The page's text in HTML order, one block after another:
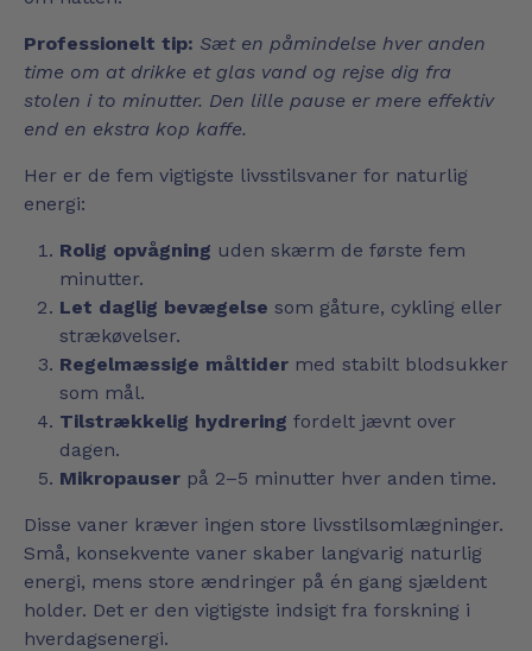
Professionelt tip: Sæt en påmindelse hver anden
time om at drikke et glas vand og rejse dig fra
stolen i to minutter. Den lille pause er mere effektiv
end en ekstra kop kaffe.
Her er de fem vigtigste livsstilsvaner for naturlig
energi:
Rolig opvågning uden skærm de første fem
minutter.
Let daglig bevægelse som gåture, cykling eller
strækøvelser.
Regelmæssige måltider med stabilt blodsukker
som mål.
Tilstrækkelig hydrering fordelt jævnt over
dagen.
Mikropauser på 2–5 minutter hver anden time.
Disse vaner kræver ingen store livsstilsomlægninger.
Små, konsekvente vaner skaber langvarig naturlig
energi, mens store ændringer på én gang sjældent
holder. Det er den vigtigste indsigt fra forskning i
hverdagsenergi.